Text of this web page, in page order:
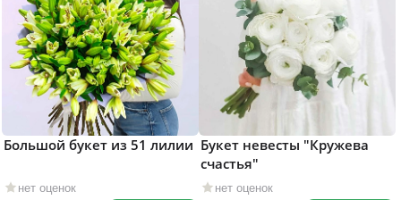
нет оценок
Большой букет из 51 лилии
нет оценок
Букет невесты "Кружева
счастья"